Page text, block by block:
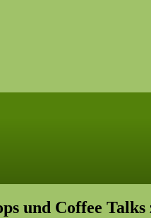
und Coffee